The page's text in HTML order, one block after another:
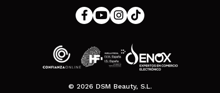
© 2026 DSM Beauty, S.L.